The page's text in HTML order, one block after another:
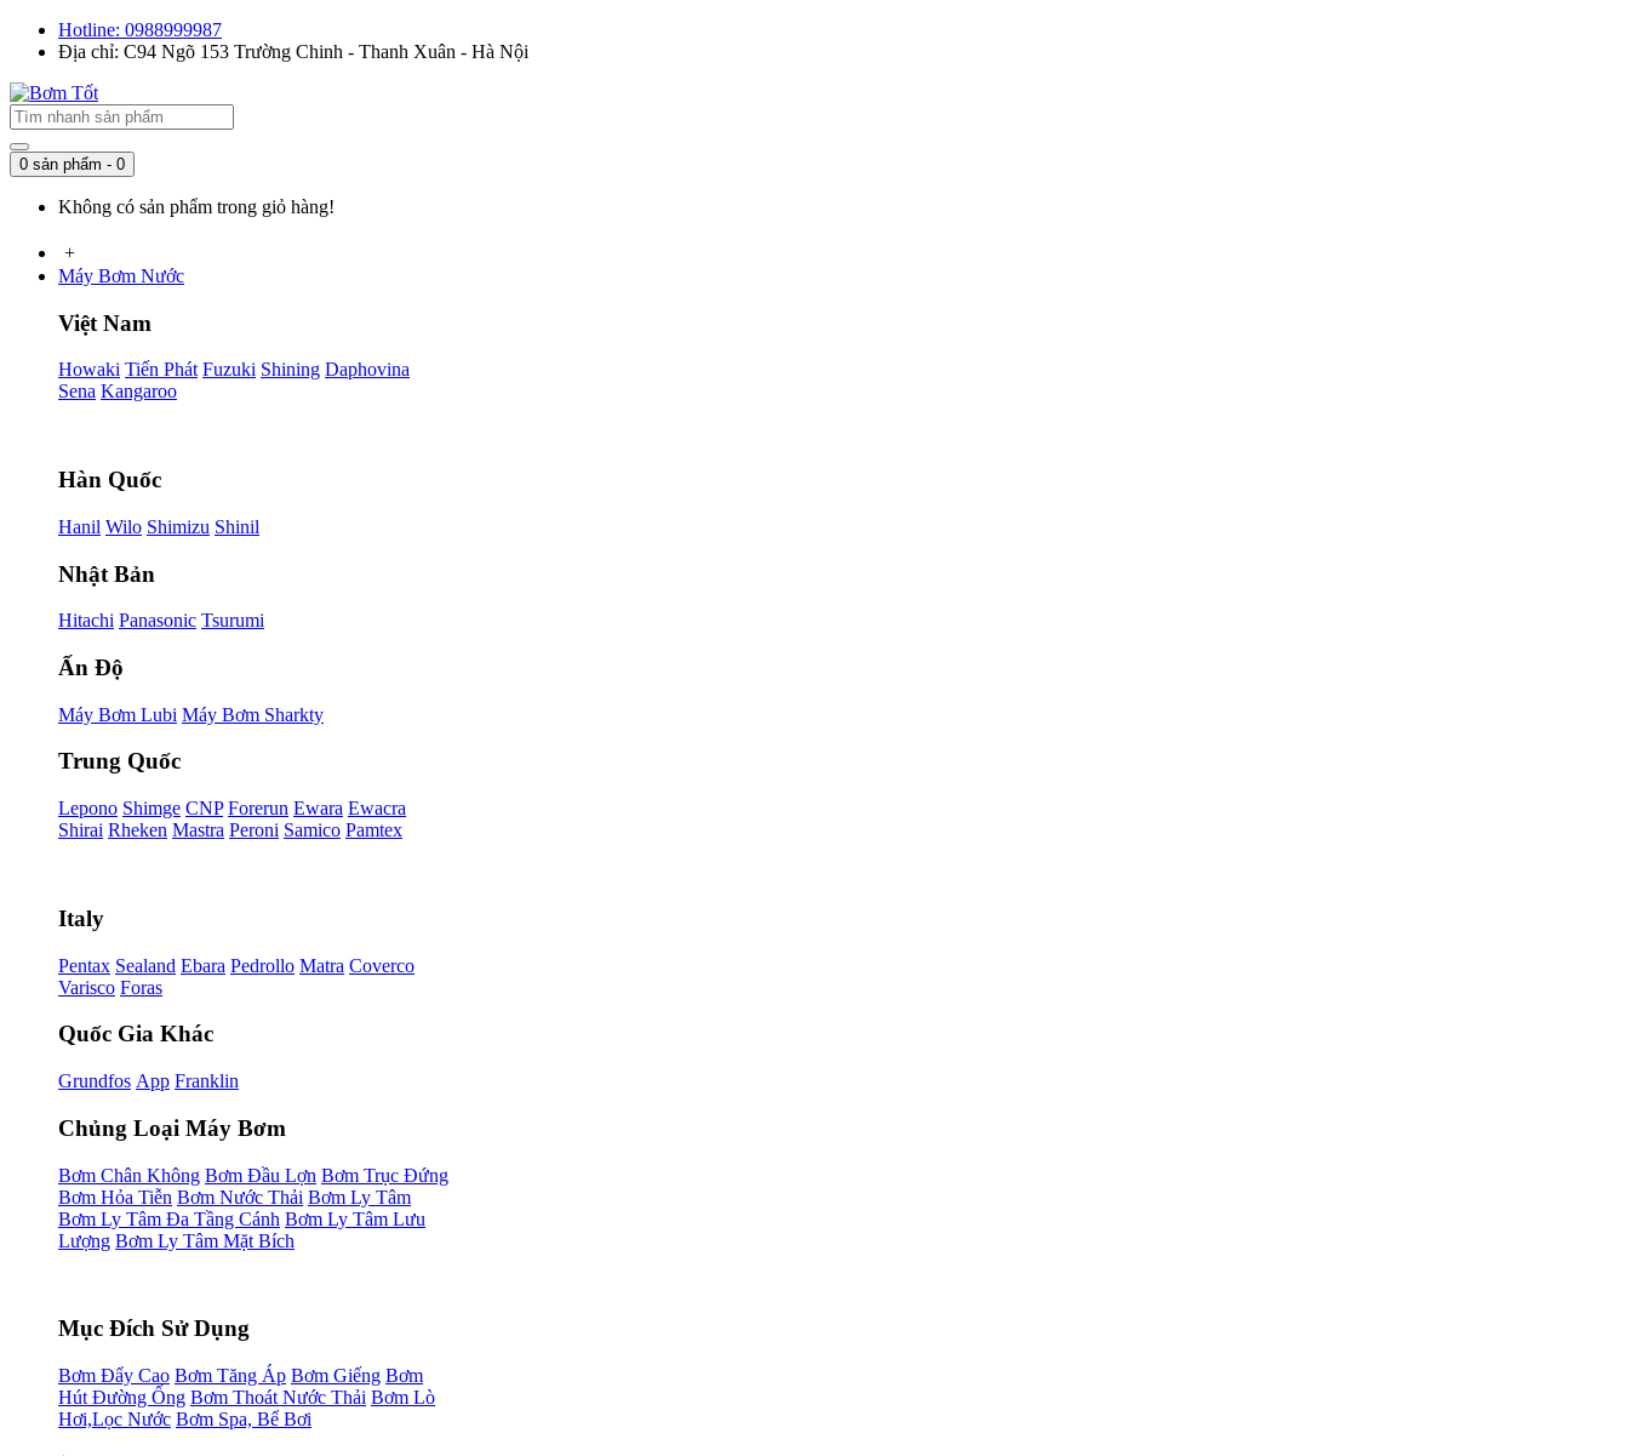
Hotline: 0988999987
Địa chỉ: C94 Ngõ 153 Trường Chinh - Thanh Xuân - Hà Nội
0 sản phẩm - 0
Không có sản phẩm trong giỏ hàng!
+
Máy Bơm Nước
Việt Nam
Howaki Tiến Phát Fuzuki Shining Daphovina
Sena Kangaroo
Hàn Quốc
Hanil Wilo Shimizu Shinil
Nhật Bản
Hitachi Panasonic Tsurumi
Ấn Độ
Máy Bơm Lubi Máy Bơm Sharkty
Trung Quốc
Lepono Shimge CNP Forerun Ewara Ewacra
Shirai Rheken Mastra Peroni Samico Pamtex
Italy
Pentax Sealand Ebara Pedrollo Matra Coverco
Varisco Foras
Quốc Gia Khác
Grundfos App Franklin
Chủng Loại Máy Bơm
Bơm Chân Không Bơm Đầu Lợn Bơm Trục Đứng
Bơm Hỏa Tiễn Bơm Nước Thải Bơm Ly Tâm
Bơm Ly Tâm Đa Tầng Cánh Bơm Ly Tâm Lưu
Lượng Bơm Ly Tâm Mặt Bích
Mục Đích Sử Dụng
Bơm Đẩy Cao Bơm Tăng Áp Bơm Giếng Bơm
Hút Đường Ống Bơm Thoát Nước Thải Bơm Lò
Hơi,Lọc Nước Bơm Spa, Bể Bơi